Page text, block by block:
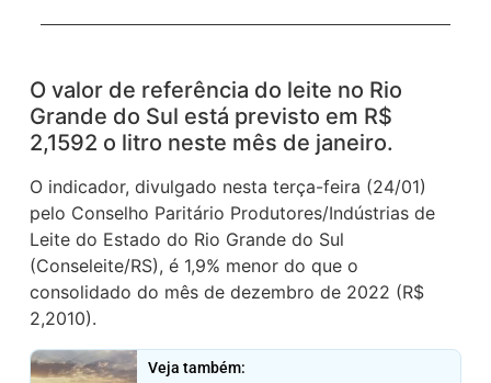
O valor de referência do leite no Rio
Grande do Sul está previsto em R$
2,1592 o litro neste mês de janeiro.
O indicador, divulgado nesta terça-feira (24/01)
pelo Conselho Paritário Produtores/Indústrias de
Leite do Estado do Rio Grande do Sul
(Conseleite/RS), é 1,9% menor do que o
consolidado do mês de dezembro de 2022 (R$
2,2010).
Veja também: